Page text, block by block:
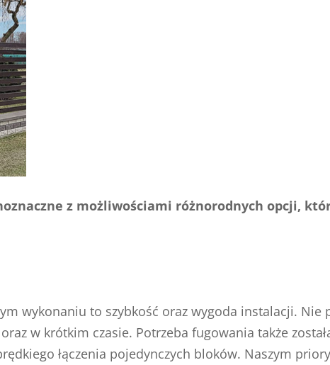
z możliwościami różnorodnych opcji,
wykonaniu to szybkość oraz wygoda instalacji.
w krótkim czasie. Potrzeba fugowania także
łączenia pojedynczych bloków. Naszym